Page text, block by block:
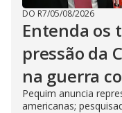
DO R7/05/08/2026
Entenda os
pressão da
na guerra
Pequim anuncia
americanas;